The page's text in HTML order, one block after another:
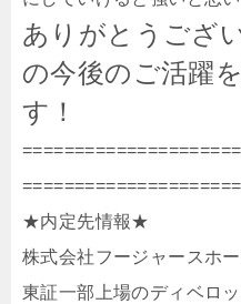
ありがとうござ
の今後のご活躍
す！
★内定先情報★
株式会社フージャースホ
東証一部上場のディベロッ